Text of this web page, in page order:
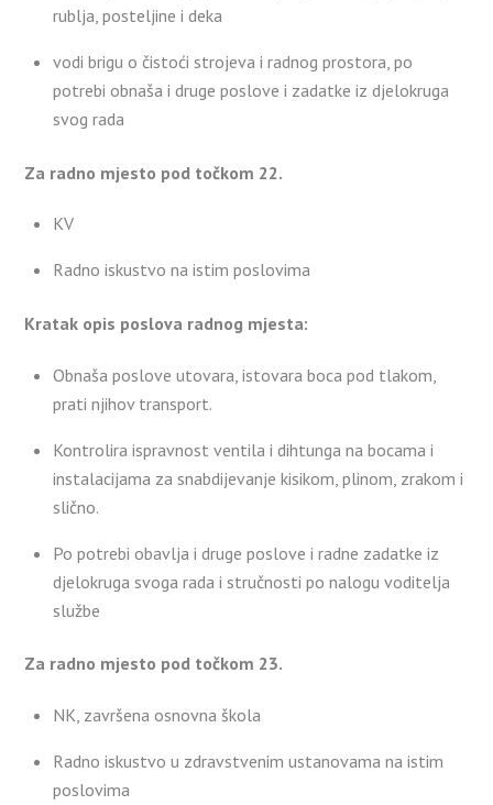
rublja, posteljine i deka
vodi brigu o čistoći strojeva i radnog prostora, po
potrebi obnaša i druge poslove i zadatke iz djelokruga
svog rada
Za radno mjesto pod točkom 22.
KV
Radno iskustvo na istim poslovima
Kratak opis poslova radnog mjesta:
Obnaša poslove utovara, istovara boca pod tlakom,
prati njihov transport.
Kontrolira ispravnost ventila i dihtunga na bocama i
instalacijama za snabdijevanje kisikom, plinom, zrakom i
slično.
Po potrebi obavlja i druge poslove i radne zadatke iz
djelokruga svoga rada i stručnosti po nalogu voditelja
službe
Za radno mjesto pod točkom 23.
NK, završena osnovna škola
Radno iskustvo u zdravstvenim ustanovama na istim
poslovima